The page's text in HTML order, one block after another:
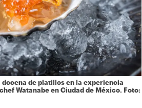
docena de platillos en la experiencia
Watanabe en Ciudad de México. Foto: